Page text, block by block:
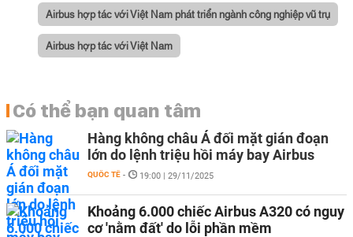
Airbus hợp tác với Việt Nam phát triển ngành công nghiệp vũ trụ
Airbus hợp tác với Việt Nam
Có thể bạn quan tâm
Hàng không châu Á đối mặt gián đoạn
lớn do lệnh triệu hồi máy bay Airbus
QUỐC TẾ - 19:00 | 29/11/2025
Khoảng 6.000 chiếc Airbus A320 có nguy
cơ 'nằm đất' do lỗi phần mềm